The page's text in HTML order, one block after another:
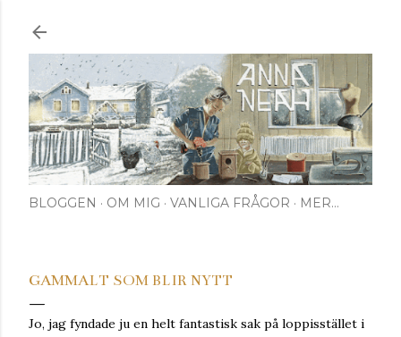
BLOGGEN OM MIG VANLIGA FRÅGOR MER…
GAMMALT SOM BLIR NYTT
Jo, jag fyndade ju en helt fantastisk sak på loppisstället i